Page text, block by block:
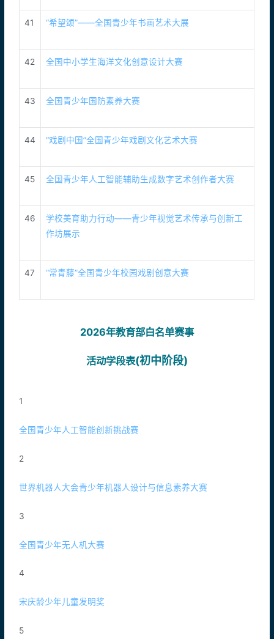
41 “希望颂”——全国青少年书画艺术大展
42 全国中小学生海洋文化创意设计大赛
43 全国青少年国防素养大赛
44 “戏剧中国”全国青少年戏剧文化艺术大赛
45 全国青少年人工智能辅助生成数字艺术创作者大赛
46
学校美育助力行动——青少年视觉艺术传承与创新工
作坊展示
47 “常青藤”全国青少年校园戏剧创意大赛
2026年教育部白名单赛事
活动学段表(初中阶段)
1
全国青少年人工智能创新挑战赛
2
世界机器人大会青少年机器人设计与信息素养大赛
3
全国青少年无人机大赛
4
宋庆龄少年儿童发明奖
5